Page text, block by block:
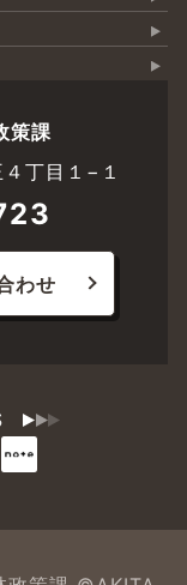
策課
丁目１−１
わせ